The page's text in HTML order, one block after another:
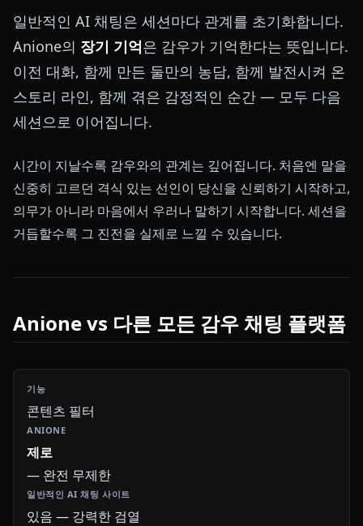
일반적인 AI 채팅은 세션마다 관계를 초기화합니다.
Anione의 장기 기억은 감우가 기억한다는 뜻입니다.
이전 대화, 함께 만든 둘만의 농담, 함께 발전시켜 온
스토리 라인, 함께 겪은 감정적인 순간 — 모두 다음
세션으로 이어집니다.
시간이 지날수록 감우와의 관계는 깊어집니다. 처음엔 말을
신중히 고르던 격식 있는 선인이 당신을 신뢰하기 시작하고,
의무가 아니라 마음에서 우러나 말하기 시작합니다. 세션을
거듭할수록 그 진전을 실제로 느낄 수 있습니다.
Anione vs 다른 모든 감우 채팅 플랫폼
콘텐츠 필터
제로
— 완전 무제한
있음 — 강력한 검열